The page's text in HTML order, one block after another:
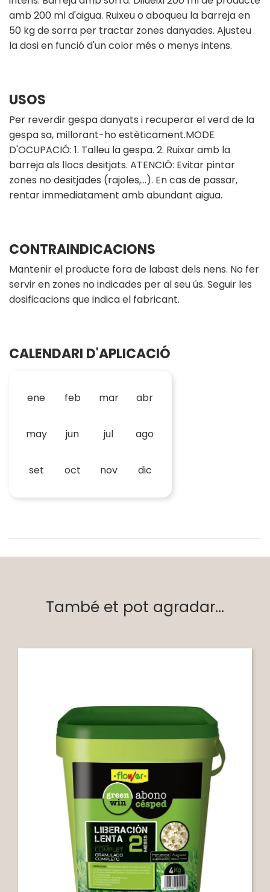
amb 200 ml d'aigua. Ruixeu o aboqueu la barreja en
50 kg de sorra per tractar zones danyades. Ajusteu
la dosi en funció d'un color més o menys intens.
USOS
Per reverdir gespa danyats i recuperar el verd de la
gespa sa, millorant-ho estèticament.MODE
D'OCUPACIÓ: 1. Talleu la gespa. 2. Ruixar amb la
barreja als llocs desitjats. ATENCIÓ: Evitar pintar
zones no desitjades (rajoles,...). En cas de passar,
rentar immediatament amb abundant aigua.
CONTRAINDICACIONS
Mantenir el producte fora de labast dels nens. No fer
servir en zones no indicades per al seu ús. Seguir les
dosificacions que indica el fabricant.
CALENDARI D'APLICACIÓ
ene feb mar abr
may jun jul ago
set oct nov dic
També et pot agradar...